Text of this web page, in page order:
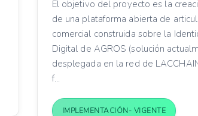
El objetivo del proyecto es la
de una plataforma abierta de
comercial construida sobre la
Digital de AGROS (solución
desplegada en la red de
f...
IMPLEMENTACIÓN- VIGENTE